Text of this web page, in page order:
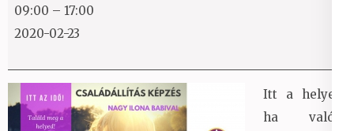
képzés
csoport
09:00 – 17:00
2020-02-23
Itt a helyed,
ha valódi